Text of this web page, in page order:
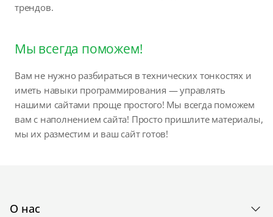
трендов.
Мы всегда поможем!
Вам не нужно разбираться в технических тонкостях и
иметь навыки программирования — управлять
нашими сайтами проще простого! Мы всегда поможем
вам с наполнением сайта! Просто пришлите материалы,
мы их разместим и ваш сайт готов!
О нас